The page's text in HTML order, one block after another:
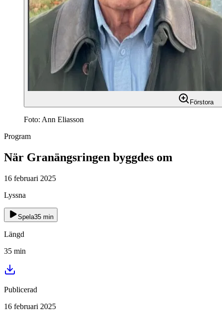
Förstora
Foto: Ann Eliasson
Program
När Granängsringen byggdes om
16 februari 2025
Lyssna
Spela35 min
Längd
35 min
Publicerad
16 februari 2025